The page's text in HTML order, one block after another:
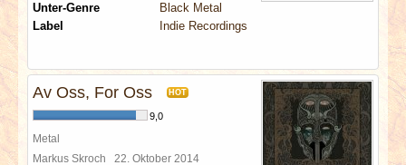
Unter-Genre
Black Metal
Label
Indie Recordings
Av Oss, For Oss HOT
9,0
Metal
Markus Skroch 22. Oktober 2014